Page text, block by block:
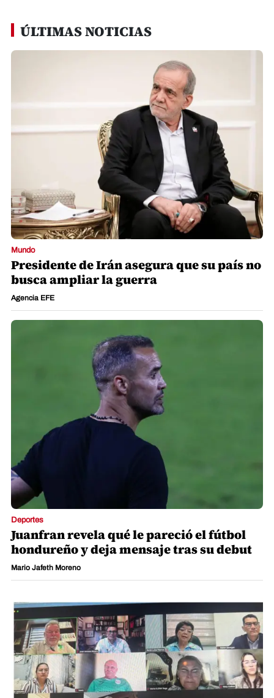
ÚLTIMAS NOTICIAS
Mundo
Presidente de Irán asegura que su país no
busca ampliar la guerra
Agencia EFE
Deportes
Juanfran revela qué le pareció el fútbol
hondureño y deja mensaje tras su debut
Mario Jafeth Moreno